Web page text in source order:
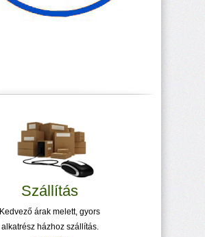
Szállítás
Kedvező árak melett, gyors
alkatrész házhoz szállítás.